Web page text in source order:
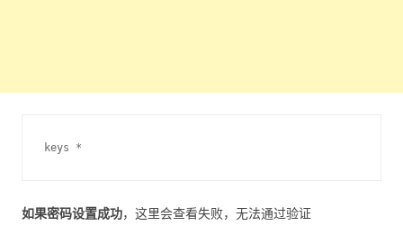
如果密码设置成功，这里会查看失败，无法通过验证